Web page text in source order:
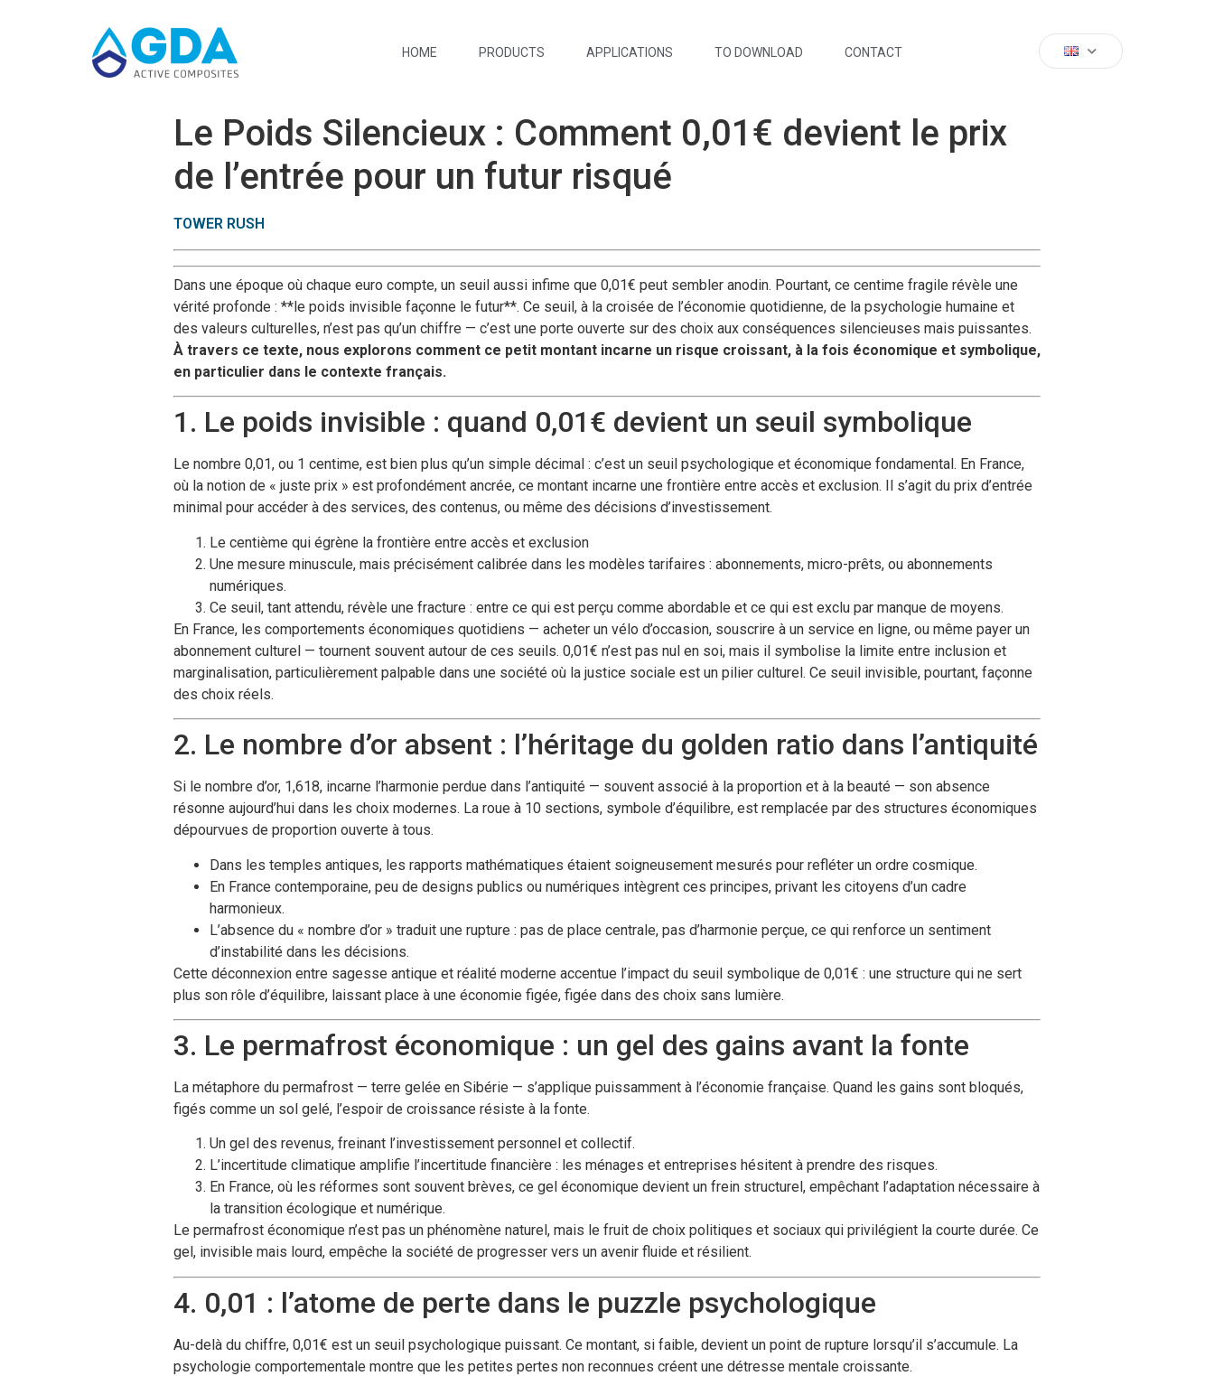
HOME PRODUCTS APPLICATIONS TO DOWNLOAD CONTACT
Le Poids Silencieux : Comment 0,01€ devient le prix
de l’entrée pour un futur risqué
TOWER RUSH
Dans une époque où chaque euro compte, un seuil aussi infime que 0,01€ peut sembler anodin. Pourtant, ce centime fragile révèle une
vérité profonde : **le poids invisible façonne le futur**. Ce seuil, à la croisée de l’économie quotidienne, de la psychologie humaine et
des valeurs culturelles, n’est pas qu’un chiffre — c’est une porte ouverte sur des choix aux conséquences silencieuses mais puissantes.
À travers ce texte, nous explorons comment ce petit montant incarne un risque croissant, à la fois économique et symbolique,
en particulier dans le contexte français.
1. Le poids invisible : quand 0,01€ devient un seuil symbolique
Le nombre 0,01, ou 1 centime, est bien plus qu’un simple décimal : c’est un seuil psychologique et économique fondamental. En France,
où la notion de « juste prix » est profondément ancrée, ce montant incarne une frontière entre accès et exclusion. Il s’agit du prix d’entrée
minimal pour accéder à des services, des contenus, ou même des décisions d’investissement.
Le centième qui égrène la frontière entre accès et exclusion
Une mesure minuscule, mais précisément calibrée dans les modèles tarifaires : abonnements, micro-prêts, ou abonnements
numériques.
Ce seuil, tant attendu, révèle une fracture : entre ce qui est perçu comme abordable et ce qui est exclu par manque de moyens.
En France, les comportements économiques quotidiens — acheter un vélo d’occasion, souscrire à un service en ligne, ou même payer un
abonnement culturel — tournent souvent autour de ces seuils. 0,01€ n’est pas nul en soi, mais il symbolise la limite entre inclusion et
marginalisation, particulièrement palpable dans une société où la justice sociale est un pilier culturel. Ce seuil invisible, pourtant, façonne
des choix réels.
2. Le nombre d’or absent : l’héritage du golden ratio dans l’antiquité
Si le nombre d’or, 1,618, incarne l’harmonie perdue dans l’antiquité — souvent associé à la proportion et à la beauté — son absence
résonne aujourd’hui dans les choix modernes. La roue à 10 sections, symbole d’équilibre, est remplacée par des structures économiques
dépourvues de proportion ouverte à tous.
Dans les temples antiques, les rapports mathématiques étaient soigneusement mesurés pour refléter un ordre cosmique.
En France contemporaine, peu de designs publics ou numériques intègrent ces principes, privant les citoyens d’un cadre
harmonieux.
L’absence du « nombre d’or » traduit une rupture : pas de place centrale, pas d’harmonie perçue, ce qui renforce un sentiment
d’instabilité dans les décisions.
Cette déconnexion entre sagesse antique et réalité moderne accentue l’impact du seuil symbolique de 0,01€ : une structure qui ne sert
plus son rôle d’équilibre, laissant place à une économie figée, figée dans des choix sans lumière.
3. Le permafrost économique : un gel des gains avant la fonte
La métaphore du permafrost — terre gelée en Sibérie — s’applique puissamment à l’économie française. Quand les gains sont bloqués,
figés comme un sol gelé, l’espoir de croissance résiste à la fonte.
Un gel des revenus, freinant l’investissement personnel et collectif.
L’incertitude climatique amplifie l’incertitude financière : les ménages et entreprises hésitent à prendre des risques.
En France, où les réformes sont souvent brèves, ce gel économique devient un frein structurel, empêchant l’adaptation nécessaire à
la transition écologique et numérique.
Le permafrost économique n’est pas un phénomène naturel, mais le fruit de choix politiques et sociaux qui privilégient la courte durée. Ce
gel, invisible mais lourd, empêche la société de progresser vers un avenir fluide et résilient.
4. 0,01 : l’atome de perte dans le puzzle psychologique
Au-delà du chiffre, 0,01€ est un seuil psychologique puissant. Ce montant, si faible, devient un point de rupture lorsqu’il s’accumule. La
psychologie comportementale montre que les petites pertes non reconnues créent une détresse mentale croissante.